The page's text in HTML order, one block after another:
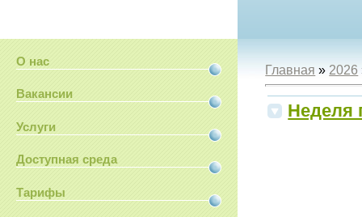
О нас
Вакансии
Услуги
Доступная среда
Тарифы
Главная » 2026
Неделя